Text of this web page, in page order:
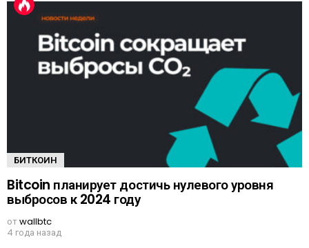
БИТКОИН
Bitcoin планирует достичь нулевого уровня
выбросов к 2024 году
отwallbtc
4 года назад